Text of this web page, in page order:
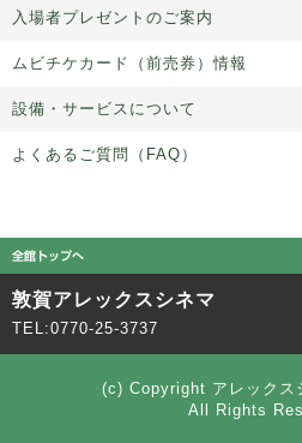
入場者プレゼントのご案内
ムビチケカード（前売券）情報
設備・サービスについて
よくあるご質問（FAQ）
敦賀アレックスシネマ
TEL:0770-25-3737
(c) Copyright アレックス
All Rights